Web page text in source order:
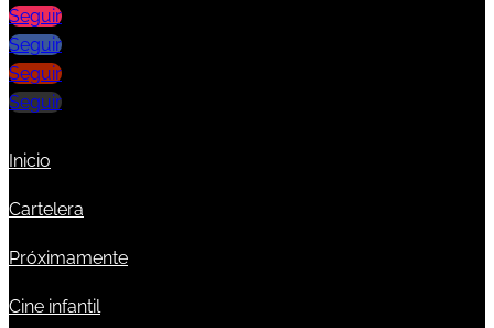
Seguir
Seguir
Seguir
Seguir
Inicio
Cartelera
Próximamente
Cine infantil